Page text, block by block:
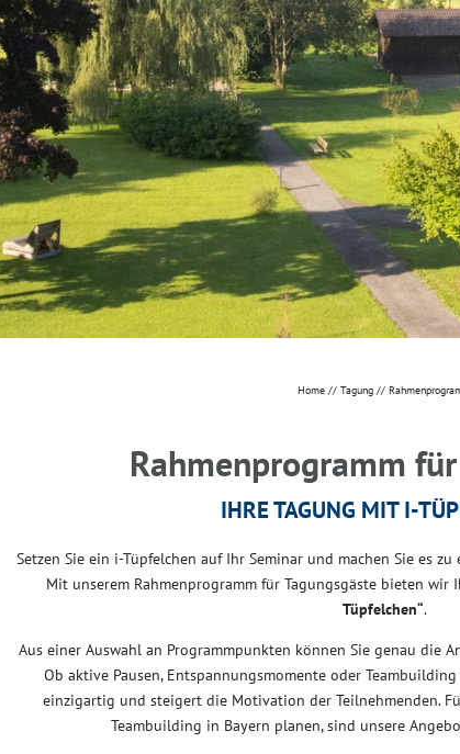
DE +49
Home // Tagung //
Rahmenprogramm
IHRE TAGUNG MIT I-
Setzen Sie ein i-Tüpfelchen auf Ihr Seminar und machen Sie es zu
Mit unserem Rahmenprogramm für Tagungsgäste bieten
Tüpfelchen“.
Aus einer Auswahl an Programmpunkten können Sie genau die
Ob aktive Pausen, Entspannungsmomente oder
einzigartig und steigert die Motivation der Teilnehmenden.
Teambuilding in Bayern planen, sind unsere